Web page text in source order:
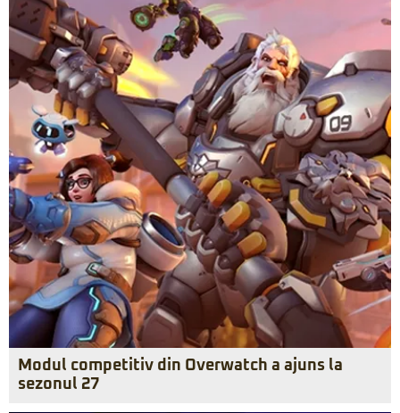
Modul competitiv din Overwatch a ajuns la
sezonul 27